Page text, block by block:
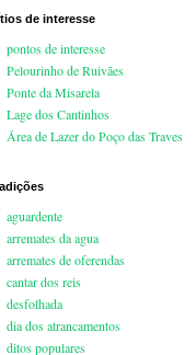
de interesse
pontos de interesse
Pelourinho de Ruivães
Ponte da Misarela
Lage dos Cantinhos
Área de Lazer do Poço das Traves
aguardente
arremates da agua
arremates de oferendas
cantar dos reis
desfolhada
dia dos atrancamentos
ditos populares